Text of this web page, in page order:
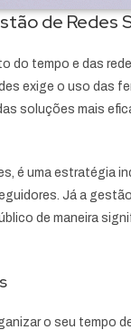
de Redes
do tempo e das
exige o uso das
soluções mais
é uma estratégia
Já a
de maneira
o seu tempo